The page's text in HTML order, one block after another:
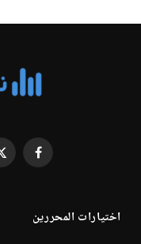
فيسبوك
اختيارات المحررين